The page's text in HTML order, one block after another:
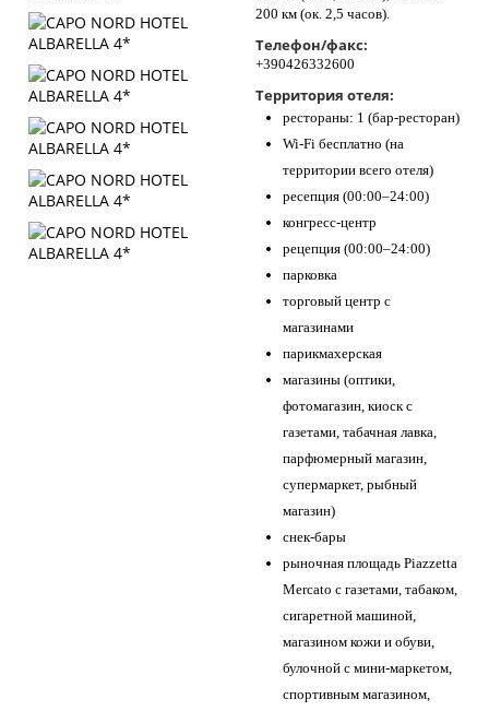
200 км (ок. 2,5 часов).
Телефон/факс:
+390426332600
Территория отеля:
рестораны: 1 (бар-ресторан)
Wi-Fi бесплатно (на
территории всего отеля)
ресепция (00:00–24:00)
конгресс-центр
рецепция (00:00–24:00)
парковка
торговый центр с
магазинами
парикмахерская
магазины (оптики,
фотомагазин, киоск с
газетами, табачная лавка,
парфюмерный магазин,
супермаркет, рыбный
магазин)
снек-бары
рыночная площадь Piazzetta
Mercato с газетами, табаком,
сигаретной машиной,
магазином кожи и обуви,
булочной с мини-маркетом,
спортивным магазином,